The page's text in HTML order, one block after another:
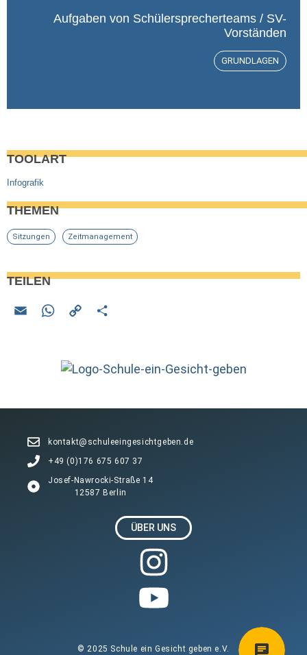
Aufgaben von Schülersprecherteams / SV-
Vorständen
GRUNDLAGEN
TOOLART
Infografik
THEMEN
Sitzungen Zeitmanagement
TEILEN
W
s
Li
n
n
kontakt@schuleeingesichtgeben.de
+49 (0)176 675 607 37
Josef-Nawrocki-Straße 14
12587 Berlin
ÜBER UNS
© 2025 Schule ein Gesicht geben e.V.